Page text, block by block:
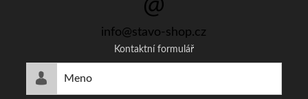
info@stavo-shop.cz
Kontaktní formulář